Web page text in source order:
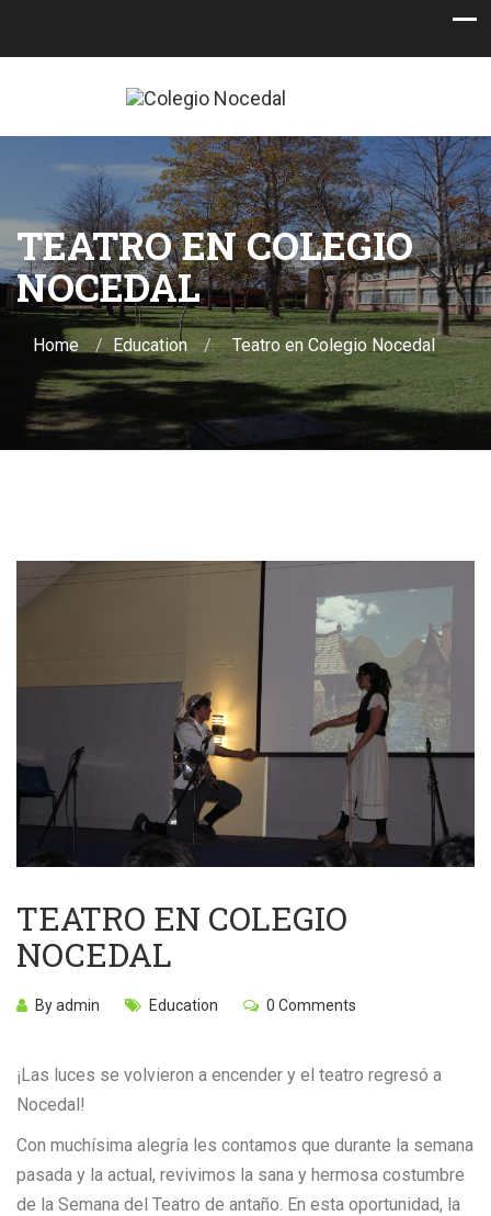
TEATRO EN COLEGIO
NOCEDAL
Home Education Teatro en Colegio Nocedal
TEATRO EN COLEGIO
NOCEDAL
By admin Education 0 Comments
¡Las luces se volvieron a encender y el teatro regresó a
Nocedal!
Con muchísima alegría les contamos que durante la semana
pasada y la actual, revivimos la sana y hermosa costumbre
de la Semana del Teatro de antaño. En esta oportunidad, la